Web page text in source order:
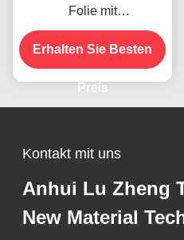
Folie mit
mikroprismatischer
Technologie für 10 Jahre
Lebensdauer
Erhalten Sie Besten
Preis
Kontakt mit uns
Anhui Lu Zheng
New Material